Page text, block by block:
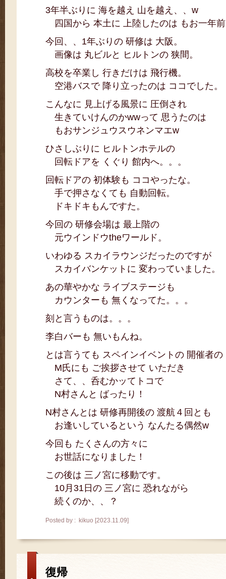
3年半ぶりに 海を越え 山を越え、、w
四国から 本土に 上陸したのは もお一年
今回、、1年ぶりの 研修は 大阪。
画像は 丸ビルと ヒルトンの 狭間。
高校を卒業し 行きだけは 飛行機。
空港バスで 降り立ったのは ココでした。
こんなに 見上げる風景に 圧倒され
生きていけんのかwwって 思うたのは
もおサンジュウスウネンマエw
ひさしぶりに ヒルトンホテルの
回転ドアを くぐり 館内へ。。。
回転ドアの 初体験も ココやったな。
手で押さなくても 自動回転。
ドキドキもんですた。
今回の 研修会場は 最上階の
元ウインドウtheワールド。
いわゆる スカイラウンジだったのですが
スカイバンケットに 変わっていました。
あの華やかな ライブステージも
カウンターも 無くなってた。。。
刻と言うものは。。。
李白バーも 無いもんね。
とは言うても スペインイベントの 開催者の
M氏にも ご挨拶させて いただき
さて、、呑むかッてトコで
N村さんと ばったり！
N村さんとは 研修再開後の 渡航４回とも
お逢いしているという なんたる偶然w
今回も たくさんの方々に
お世話になりました！
この後は 三ノ宮に移動です。
10月31日の 三ノ宮に 恐れながら
続くのか、、？
Posted by : kikuo [2023.11.09]
復帰